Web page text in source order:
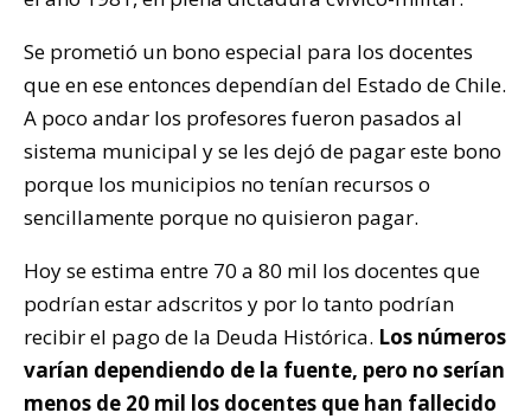
Se prometió un bono especial para los docentes
que en ese entonces dependían del Estado de Chile.
A poco andar los profesores fueron pasados al
sistema municipal y se les dejó de pagar este bono
porque los municipios no tenían recursos o
sencillamente porque no quisieron pagar.
Hoy se estima entre 70 a 80 mil los docentes que
podrían estar adscritos y por lo tanto podrían
recibir el pago de la Deuda Histórica. Los números
varían dependiendo de la fuente, pero no serían
menos de 20 mil los docentes que han fallecido